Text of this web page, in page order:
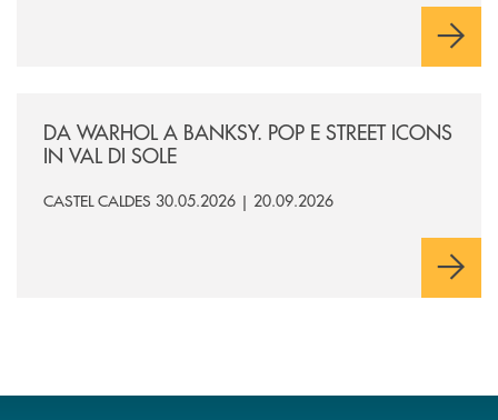
DA WARHOL A BANKSY. POP E STREET ICONS
IN VAL DI SOLE
CASTEL CALDES 30.05.2026 | 20.09.2026